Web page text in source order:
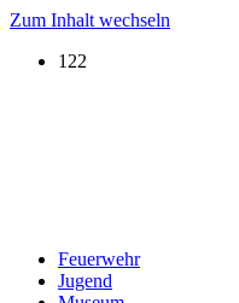
Zum Inhalt wechseln
122
Feuerwehr
Jugend